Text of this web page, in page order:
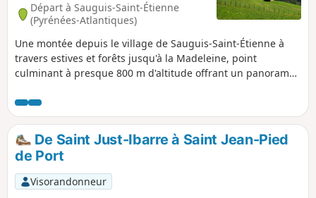
Départ à Sauguis-Saint-Étienne
(Pyrénées-Atlantiques)
Une montée depuis le village de Sauguis-Saint-Étienne à
travers estives et forêts jusqu'à la Madeleine, point
culminant à presque 800 m d'altitude offrant un panorama
Pyrénées.
De Saint Just-Ibarre à Saint Jean-Pied
de Port
Visorandonneur